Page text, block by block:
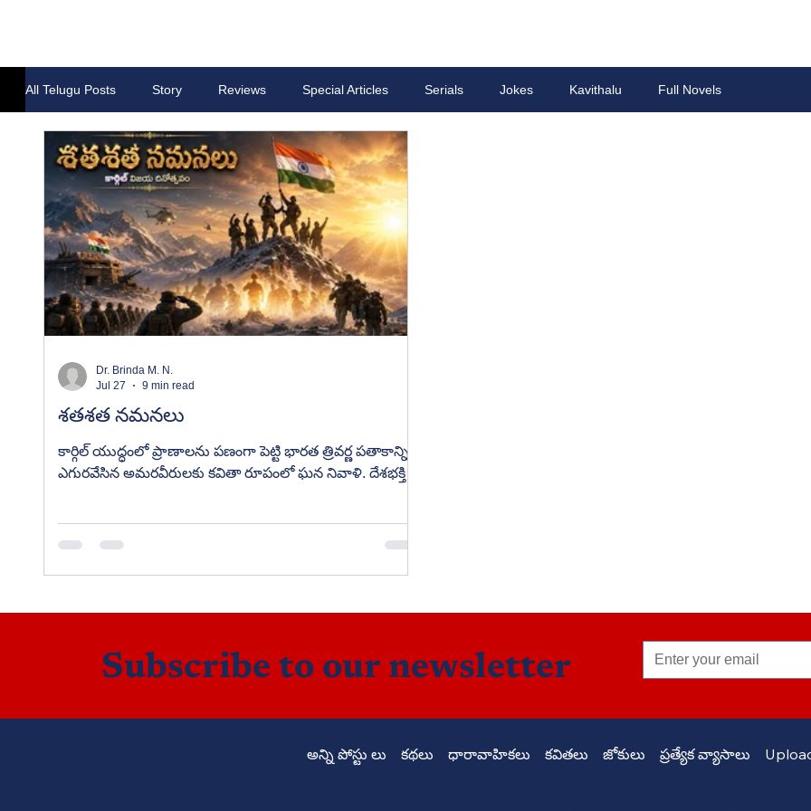
All Telugu Posts Story Reviews Special Articles Serials Jokes Kavithalu Full Novels
శతశత నమనలు
కార్గిల్ యుద్ధంలో ప్రాణాలను పణంగా పెట్టి భారత త్రివర్ణ పతాకాన్ని
ఎగురవేసిన అమరవీరులకు కవితా రూపంలో ఘన నివాళి. దేశభక్తి,
Dr. Brinda M. N.
Jul 27
9 min read
Subscribe to our newsletter
అన్ని పోస్టు లు కథలు ధారావాహికలు కవితలు జోకులు ప్రత్యేక వ్యాసాలు